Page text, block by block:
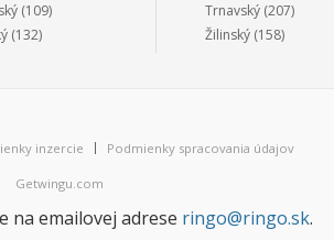
(109)
(132)
Trnavský(207)
Žilinský(158)
inzercie Podmienky spracovania údajov
Getwingu.com
na emailovej adrese ringo@ringo.sk.